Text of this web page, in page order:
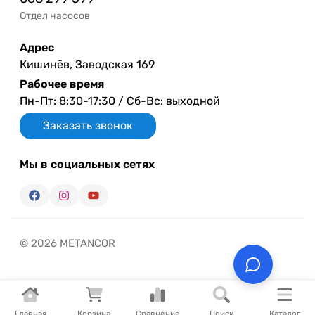
Отдел насосов
Адрес
Кишинёв, Заводская 169
Рабочее время
Пн-Пт: 8:30-17:30 / Сб-Вс: выходной
Заказать звонок
Мы в социальных сетях
© 2026 METANCOR